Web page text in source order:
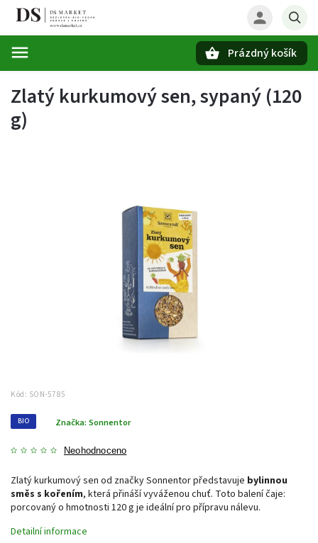
Prázdný košík
Zlatý kurkumový sen, sypaný (120
g)
Kód: SON-5785
BIO
Neohodnoceno
Značka: Sonnentor
Zlatý kurkumový sen od značky Sonnentor představuje bylinnou
směs s kořením, která přináší vyváženou chuť. Toto balení čaje:
porcovaný o hmotnosti 120 g je ideální pro přípravu nálevu.
Detailní informace